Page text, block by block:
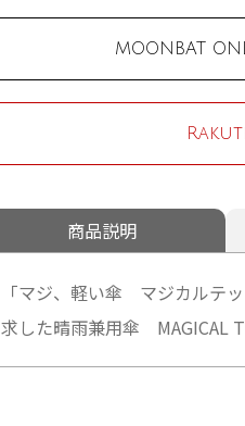
MOONBAT
商品説明
「マジ、軽い傘 マジカルテ
求した晴雨兼用傘 MAGICAL